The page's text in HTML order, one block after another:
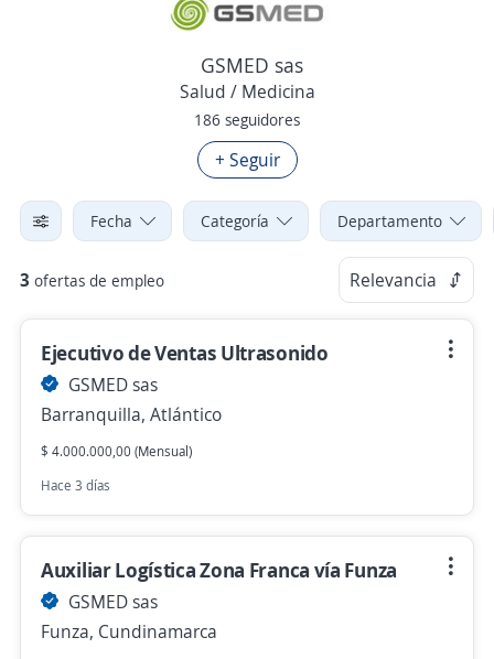
GSMED sas
Salud / Medicina
186 seguidores
+ Seguir
Fecha Categoría Departamento
3 ofertas de empleo Relevancia
Ejecutivo de Ventas Ultrasonido
GSMED sas
Barranquilla, Atlántico
$ 4.000.000,00 (Mensual)
Hace 3 días
Auxiliar Logística Zona Franca vía Funza
GSMED sas
Funza, Cundinamarca